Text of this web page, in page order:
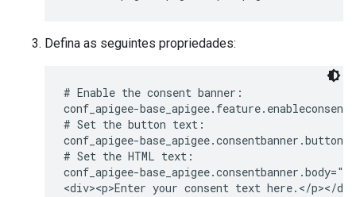
Defina as seguintes propriedades:
# Enable the consent banner:
conf_apigee-
# Set the button text:
conf_apigee-
# Set the HTML text:
conf_apigee-
<div><p>Enter your consent text here.</p></